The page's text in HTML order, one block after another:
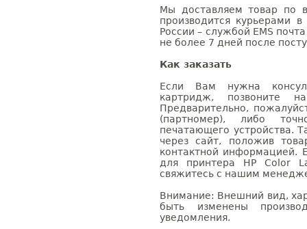
Мы доставляем товар по
производится курьерами
России – службой EMS
не более 7 дней после
Как заказать
Если Вам нужна
картридж, позвоните
Предварительно,
(партномер), либо
печатающего устройства.
через сайт, положив
контактной информацией.
для принтера HP Color
свяжитесь с нашим
Внимание: Внешний вид,
быть изменены
уведомления.